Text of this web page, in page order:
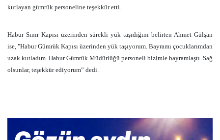
kutlayan gümrük personeline teşekkür etti.
Habur Sınır Kapısı üzerinden sürekli yük taşıdığını belirten Ahmet Gülşan
ise, "Habur Gümrük Kapısı üzerinden yük taşıyorum. Bayramı çocuklarımdan
uzak kutladım. Habur Gümrük Müdürlüğü personeli bizimle bayramlaştı. Sağ
olsunlar, teşekkür ediyorum” dedi.